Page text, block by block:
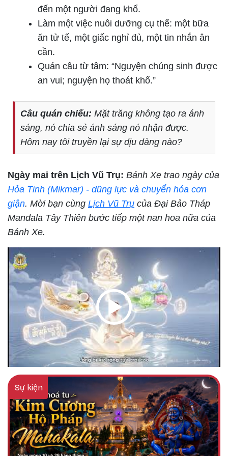
đến một người đang khổ.
Làm một việc nuôi dưỡng cụ thể: một bữa
ăn tử tế, một giấc nghỉ đủ, một tin nhắn ân
cần.
Quán câu từ tâm: “Nguyện chúng sinh được
an vui; nguyện họ thoát khổ.”
Câu quán chiếu: Mặt trăng không tạo ra ánh
sáng, nó chia sẻ ánh sáng nó nhận được.
Hôm nay tôi truyền lại sự dịu dàng nào?
Ngày mai trên Lịch Vũ Trụ: Bánh Xe trao ngày của
Hỏa Tinh (Mikmar) - dũng lực và chuyển hóa cơn
giận. Mời bạn cùng Lịch Vũ Trụ của Đại Bảo Tháp
Mandala Tây Thiên bước tiếp một nan hoa nữa của
Bánh Xe.
Sự kiện